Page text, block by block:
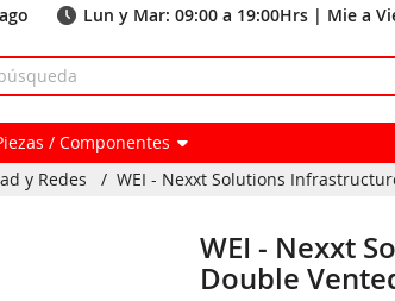
Lun y Mar: 09:00 a 19:00Hrs | Mie a
/ Componentes
y Redes / WEI - Nexxt Solutions
WEI - Nexxt
Double